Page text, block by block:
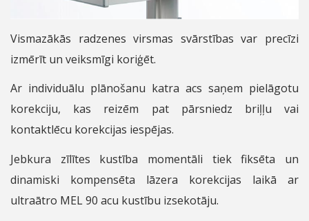
Vismazākās radzenes virsmas svārstības var precīzi
izmērīt un veiksmīgi koriģēt.
Ar individuālu plānošanu katra acs saņem pielāgotu
korekciju, kas reizēm pat pārsniedz briļļu vai
kontaktlēcu korekcijas iespējas.
Jebkura zīlītes kustība momentāli tiek fiksēta un
dinamiski kompensēta lāzera korekcijas laikā ar
ultraātro MEL 90 acu kustību izsekotāju.